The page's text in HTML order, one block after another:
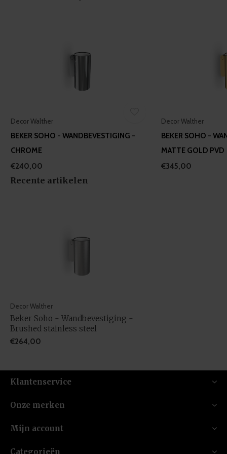
Decor Walther
BEKER SOHO - WANDBEVESTIGING -
CHROME
€240,00
Decor Walther
BEKER SOHO -
MATTE GOLD PVD
€345,00
Recente artikelen
Decor Walther
Beker Soho - Wandbevestiging -
Brushed stainless steel
€264,00
Klantenservice
Onze merken
Mijn account
Categorieën